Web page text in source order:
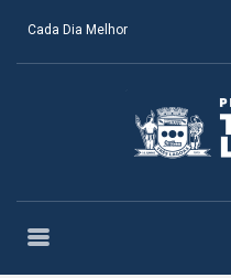
Cada Dia Melhor